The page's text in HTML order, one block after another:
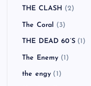
THE CLASH (2)
The Coral (3)
THE DEAD 60’S(1)
The Enemy (1)
the engy (1)